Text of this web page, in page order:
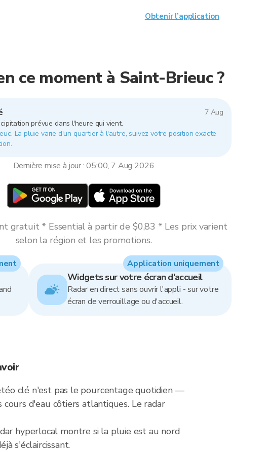
ce moment à Saint-Brieuc ?
7 Aug
prévue dans l'heure qui vient.
La pluie varie d'un quartier à l'autre, suivez votre position exacte
Dernière mise à jour : 05:00, 7 Aug 2026
gratuit * Essential à partir de $0,83 * Les prix varient
selon la région et les promotions.
Widgets sur votre écran d'accueil
Radar en direct sans ouvrir l'appli - sur votre
écran de verrouillage ou d'accueil.
Application uniquement
clé n'est pas le pourcentage quotidien —
d'eau côtiers atlantiques. Le radar
hyperlocal montre si la pluie est au nord
s'éclaircissant.
Obtenir l’application